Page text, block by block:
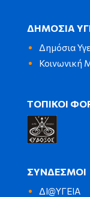
ΔΗΜΟΣΙΑ
Δημόσια
Κοινωνική
ΤΟΠΙΚΟΙ
ΣΥΝΔΕΣΜΟΙ
ΔΙ@ΥΓΕΙΑ